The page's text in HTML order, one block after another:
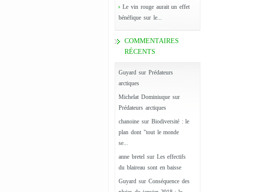
Le vin rouge aurait un effet
bénéfique sur le...
COMMENTAIRES
RÉCENTS
Guyard sur Prédateurs
arctiques
Michelat Dominiuquesur
Prédateurs arctiques
chanoine sur Biodiversité : le
plan dont "tout le monde
se...
anne bretelsur Les effectifs
du blaireau sont en baisse
Guyard sur Conséquence des